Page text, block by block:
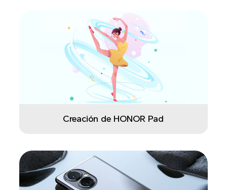
Creación de HONOR Pad